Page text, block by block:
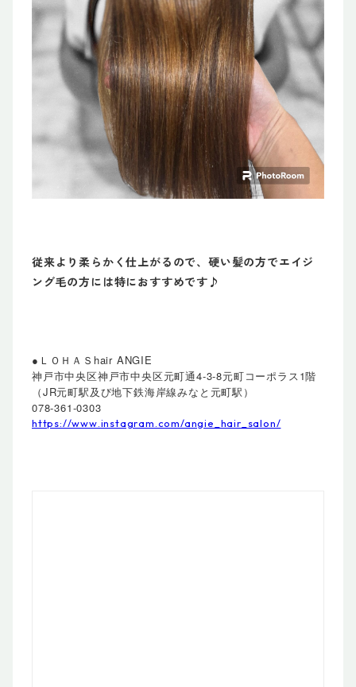
従来より柔らかく仕上がるので、硬い髪の方でエイジ
ング毛の方には特におすすめです♪
●ＬＯＨＡＳhair ANGIE
神戸市中央区神戸市中央区元町通4-3-8元町コーポラス1階
（JR元町駅及び地下鉄海岸線みなと元町駅）
078-361-0303
https://www.instagram.com/angie_hair_salon/